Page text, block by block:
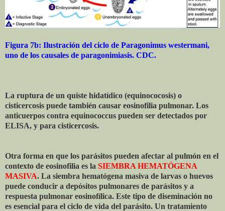
Figura 7b: Ilustración del ciclo de Paragonimus westermani,
uno de los causales de paragonimiasis. CDC.
La ruptura de un quiste hidatídico (equinococosis) o
cisticercosis puede también causar eosinofilia pulmonar. Los
anticuerpos contra equinococcus pueden ser detectados por
ELISA, y para cisticercosis.
Otra forma en que los parásitos pueden afectar al pulmón en el
contexto de eosinofilia es la SIEMBRA HEMATÓGENA
MASIVA. La siembra hematógena masiva de larvas o huevos
puede conducir a depósitos pulmonares de parásitos y a
respuesta pulmonar eosinofílica. Este tipo de diseminación no
es esencial para el ciclo de vida del parásito. Un tratamiento